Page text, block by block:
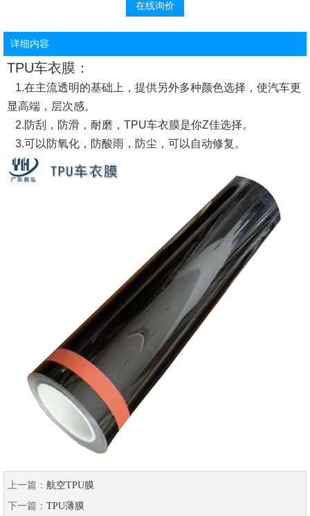
在线询价
详细内容
TPU车衣膜：
1.在主流透明的基础上，提供另外多种颜色选择，使汽车更
显高端，层次感。
2.防刮，防滑，耐磨，TPU车衣膜是你Z佳选择。
3.可以防氧化，防酸雨，防尘，可以自动修复。
上一篇： 航空TPU膜
下一篇： TPU薄膜